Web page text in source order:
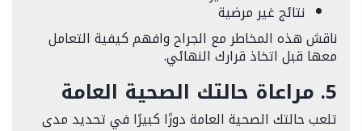
نتائج غير مرضية
ناقش هذه المخاطر مع الجراح وافهم كيفية التعامل
معها قبل اتخاذ قرارك النهائي.
5. مراعاة حالتك الصحية العامة
تلعب حالتك الصحية العامة دورًا كبيرًا في تحديد مدى